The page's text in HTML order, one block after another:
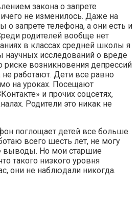
закона о запрете
не изменилось. Даже на
запрете телефона, а они есть и
родителей вообще нет
в классах средней школы я
научных исследований о вреде
риске возникновения депрессий
работают. Дети все равно
на уроках. Посещают
и прочих соцсетях,
Родители это никак не
поглощает детей все больше.
всего шесть лет, не могу
выводы. Но мои старшие
такого низкого уровня
они не наблюдали никогда.